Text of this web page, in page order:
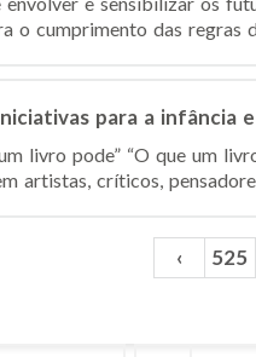
o cumprimento das regras
para a infância
livro pode” “O que um
artistas, críticos,
‹ 525